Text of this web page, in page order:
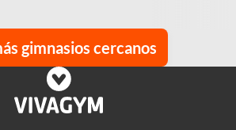
gimnasios cercanos